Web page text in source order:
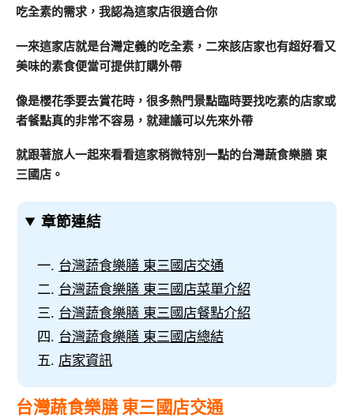
吃全素的需求，我認為這家店很適合你
一來這家店就是台灣定義的吃全素，二來該店家也有超好看又
美味的素食便當可提供訂購外帶
像是櫻花季要去賞花時，很多熱門景點臨時要找吃素的店家或
者餐點真的非常不容易，就建議可以先來外帶
就跟著旅人一起來看看這家稍微特別一點的台灣蔬食樂膳 東
三國店。
章節連結
台灣蔬食樂膳 東三國店交通
台灣蔬食樂膳 東三國店菜單介紹
台灣蔬食樂膳 東三國店餐點介紹
台灣蔬食樂膳 東三國店總結
店家資訊
台灣蔬食樂膳 東三國店交通